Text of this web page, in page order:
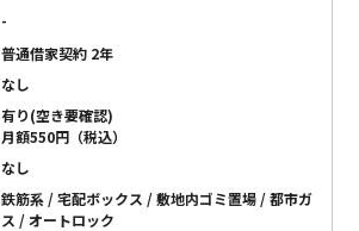
-
普通借家契約 2年
なし
有り(空き要確認)
月額550円（税込）
なし
鉄筋系 / 宅配ボックス / 敷地内ゴミ置場 / 都市ガ
ス / オートロック